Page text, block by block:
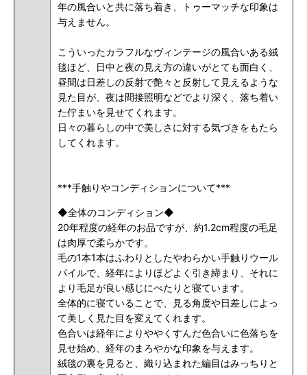
年の風合いと共に落ち着き、トゥーマッチな印象は
与えません。
こういったカラフルなヴィンテージの風合いある絨
毯ほど、日中と夜の見え方の違いがとても面白く、
昼間は日差しの反射で艶々と反射して見えるような
見た目が、夜は間接照明などでより深く、落ち着い
た佇まいを見せてくれます。
日々の暮らしの中で美しさに対する気づきをもたら
してくれます。
***手触りやコンディションについて***
◆全体のコンディション◆
20年程度の経年のお品ですが、約1.2cm程度の毛足
は肉厚で柔らかです。
毛の1本1本はふわりとしたやわらかい手触りウール
パイルで、経年によりほどよく引き締まり、それに
より毛足が良い感じにぺたりと寝ています。
全体的に寝ていることで、見る角度や日差しによっ
て美しく見た目を変えてくれます。
色合いは経年によりややくすんだ色合いに色落ちを
見せ始め、経年のまろやかな印象を与えます。
絨毯の裏を見ると、織り込まれた編目はみっちりと